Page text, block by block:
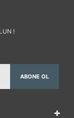
!
ABONE OL